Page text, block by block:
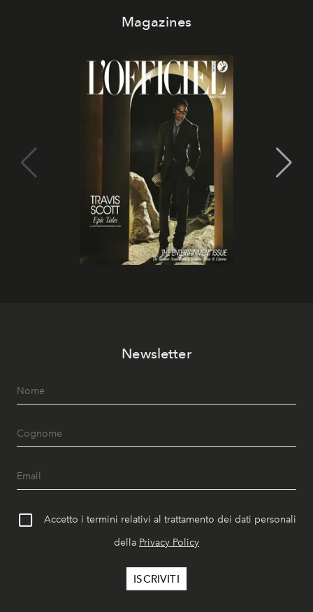
Magazines
Newsletter
Accetto i termini relativi al trattamento dei dati personali
della Privacy Policy